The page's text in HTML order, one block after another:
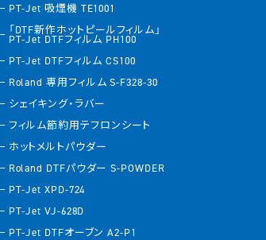
PT-Jet 吸煙機 TE1001
「DTF新作ホットピールフィルム」
PT-Jet DTFフィルム PH100
PT-Jet DTFフィルム CS100
Roland 専用フィルム S-F328-30
シェイキング・ラバー
フィルム節約用テフロンシート
ホットメルトパウダー
Roland DTFパウダー S-POWDER
PT-Jet XPD-724
PT-Jet VJ-628D
PT-Jet DTFオーブン A2-P1